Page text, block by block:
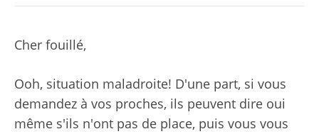
Cher fouillé,
Ooh, situation maladroite! D'une part, si vous
demandez à vos proches, ils peuvent dire oui
même s'ils n'ont pas de place, puis vous vous